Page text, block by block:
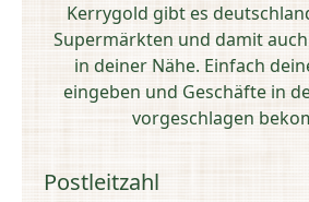
Kerrygold gibt es
Supermärkten und damit
in deiner Nähe. Einfach
eingeben und Geschäfte in
vorgeschlagen
Postleitzahl